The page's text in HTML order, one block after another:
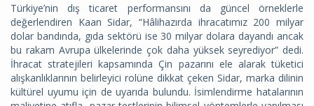
Türkiye’nin dış ticaret performansını da güncel örneklerle
değerlendiren Kaan Sidar, “Hâlihazırda ihracatımız 200 milyar
dolar bandında, gıda sektörü ise 30 milyar dolara dayandı ancak
bu rakam Avrupa ülkelerinde çok daha yüksek seyrediyor” dedi.
İhracat stratejileri kapsamında Çin pazarını ele alarak tüketici
alışkanlıklarının belirleyici rolüne dikkat çeken Sidar, marka dilinin
kültürel uyumu için de uyarıda bulundu. İsimlendirme hatalarının